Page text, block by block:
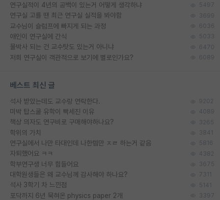
연구실적이 4년의 공백이 있는거 어떻게 생각하냐 5497
연구실 고를 땐 최근 연구실 실적을 봐야함 3699
교수님이 슬럼프에 빠지게 되는 과정 6036
애인이 연구실에 간식 5033
물박사 되는 건 교수탓도 있는거 아니냐 6470
저희 연구실이 객관적으로 보기에 별로인가요? 6089
베스트 최신 글
석사 받았는데도 교수랑 연락한다. 9202
미박 탑스쿨 유학이 빡세진 이유 4089
책상 의자도 연구비로 구매해야하나요? 3265
학위의 가치 3841
연구실에서 나만 타대인데 나한템만 ㅈㄹ 하는거 같음 5816
자퇴했어요 ㅋㅋ 4382
학부연구생 너무 힘들어요 3675
대학원생들은 왜 교수님께 감사해야 하나요? 7311
석사 3학기 차 느낀점 5141
포닥까지 6년 묵혀온 physics paper 2개 3397